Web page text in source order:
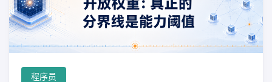
程序员